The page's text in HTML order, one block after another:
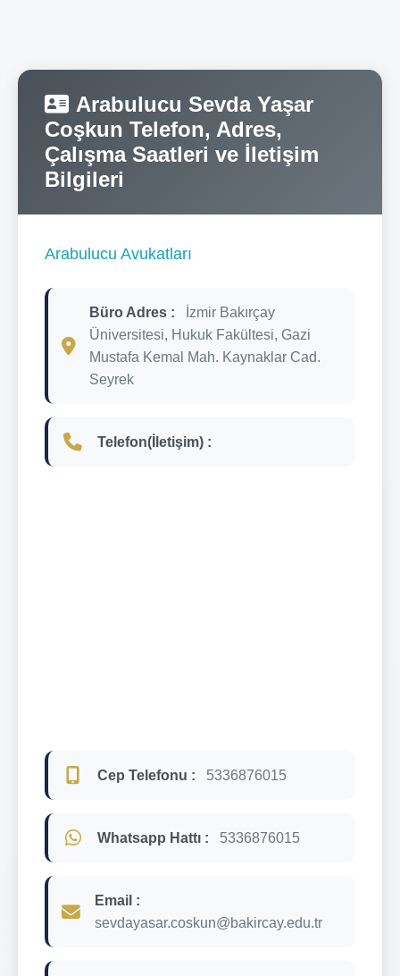
Arabulucu Sevda Yaşar
Coşkun Telefon, Adres,
Çalışma Saatleri ve İletişim
Bilgileri
Arabulucu Avukatları
Büro Adres :
İzmir Bakırçay
Üniversitesi, Hukuk Fakültesi, Gazi
Mustafa Kemal Mah. Kaynaklar Cad.
Seyrek
Telefon(İletişim) :
Cep Telefonu : 5336876015
Whatsapp Hattı : 5336876015
Email :
sevdayasar.coskun@bakircay.edu.tr